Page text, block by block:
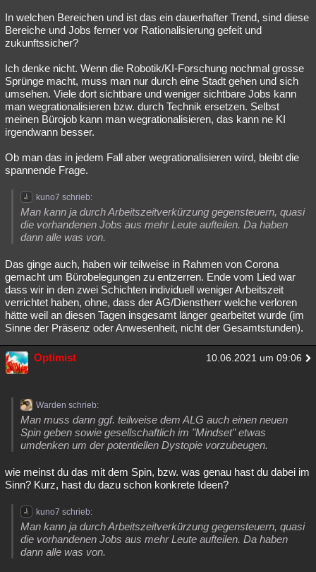
In welchen Bereichen und ist das ein dauerhafter Trend, sind diese
Bereiche und Jobs ferner vor Rationalisierung gefeit und
zukunftssicher?
Ich denke nicht. Wenn die Robotik/KI-Forschung nochmal grosse
Sprünge macht, muss man nur durch eine Stadt gehen und sich
umsehen. Viele dort sichtbare und weniger sichtbare Jobs kann
man wegrationalisieren bzw. durch Technik ersetzen. Selbst
meinen Bürojob kann man wegrationalisieren, das kann ne KI
irgendwann besser.
Ob man das in jedem Fall aber wegrationalisieren wird, bleibt die
spannende Frage.
kuno7 schrieb:
Man kann ja durch Arbeitszeitverkürzung gegensteuern, quasi
die vorhandenen Jobs aus mehr Leute aufteilen. Da haben
dann alle was von.
Das ginge auch, haben wir teilweise in Rahmen von Corona
gemacht um Bürobelegungen zu entzerren. Ende vom Lied war
dass wir in den zwei Schichten individuell weniger Arbeitszeit
verrichtet haben, ohne, dass der AG/Dienstherr welche verloren
hätte weil an diesen Tagen insgesamt länger gearbeitet wurde (im
Sinne der Präsenz oder Anwesenheit, nicht der Gesamtstunden).
Optimist 10.06.2021 um 09:06
Warden schrieb:
Man muss dann ggf. teilweise dem ALG auch einen neuen
Spin geben sowie gesellschaftlich im "Mindset" etwas
umdenken um der potentiellen Dystopie vorzubeugen.
wie meinst du das mit dem Spin, bzw. was genau hast du dabei im
Sinn? Kurz, hast du dazu schon konkrete Ideen?
kuno7 schrieb:
Man kann ja durch Arbeitszeitverkürzung gegensteuern, quasi
die vorhandenen Jobs aus mehr Leute aufteilen. Da haben
dann alle was von.